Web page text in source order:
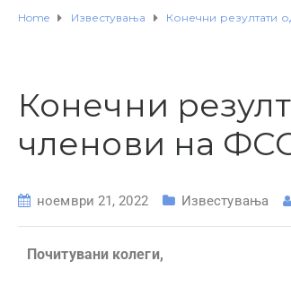
Home Известувања Конечни резултати
Конечни
членови на
ноември 21, 2022 Известувања
Почитувани колеги,